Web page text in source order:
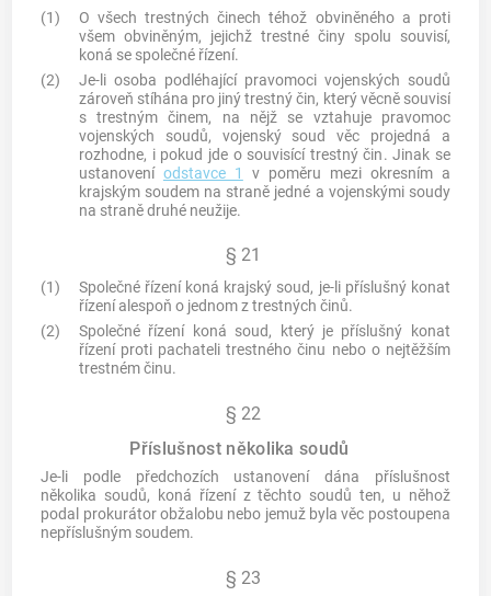
(1) O všechtrestných činech téhož obviněného a proti
všem obviněným, jejichž trestné činyspolu souvisí,
koná se společné řízení.
(2)
Je-li osoba podléhající pravomoci vojenských soudů
zároveň stíhána pro jinýtrestný čin, který věcně souvisí
strestným činem, na nějž se vztahuje pravomoc
vojenských soudů, vojenský soud věc projedná a
rozhodne, i pokud jde o souvisící trestný čin. Jinak se
ustanovení odstavce 1
v poměru mezi okresním a
krajským soudem na straně jedné a vojenskými soudy
na straně druhé neužije.
§ 21
(1)
Společné řízení koná krajský soud, je-li příslušný konat
řízení alespoň o jednom ztrestných činů.
(2)
Společné řízení koná soud, který je příslušný konat
řízení proti pachatelitrestného činu nebo o nejtěžším
trestném činu.
§ 22
Příslušnost několika soudů
Je-li podle předchozích ustanovení dána příslušnost
několika soudů, koná řízení z těchto soudů ten, u něhož
podal prokurátor obžalobu nebo jemuž byla věc postoupena
nepříslušným soudem.
§ 23